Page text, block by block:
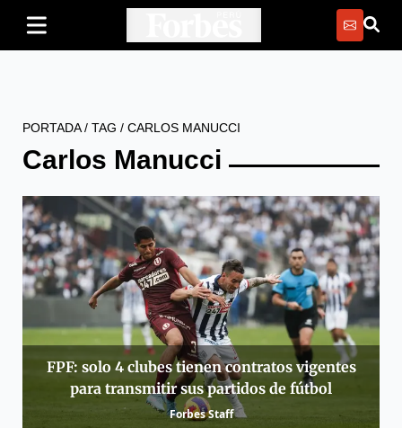
PORTADA/ TAG / CARLOS MANUCCI
Carlos Manucci
FPF: solo 4 clubes tienen contratos vigentes
para transmitir sus partidos de fútbol
Forbes Staff